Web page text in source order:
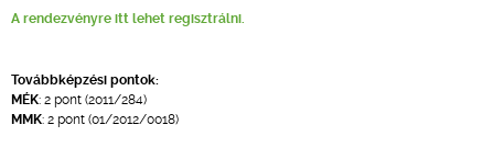
A rendezvényre itt lehet regisztrálni.
Továbbképzési pontok:
MÉK: 2 pont (2011/284)
MMK: 2 pont (01/2012/0018)